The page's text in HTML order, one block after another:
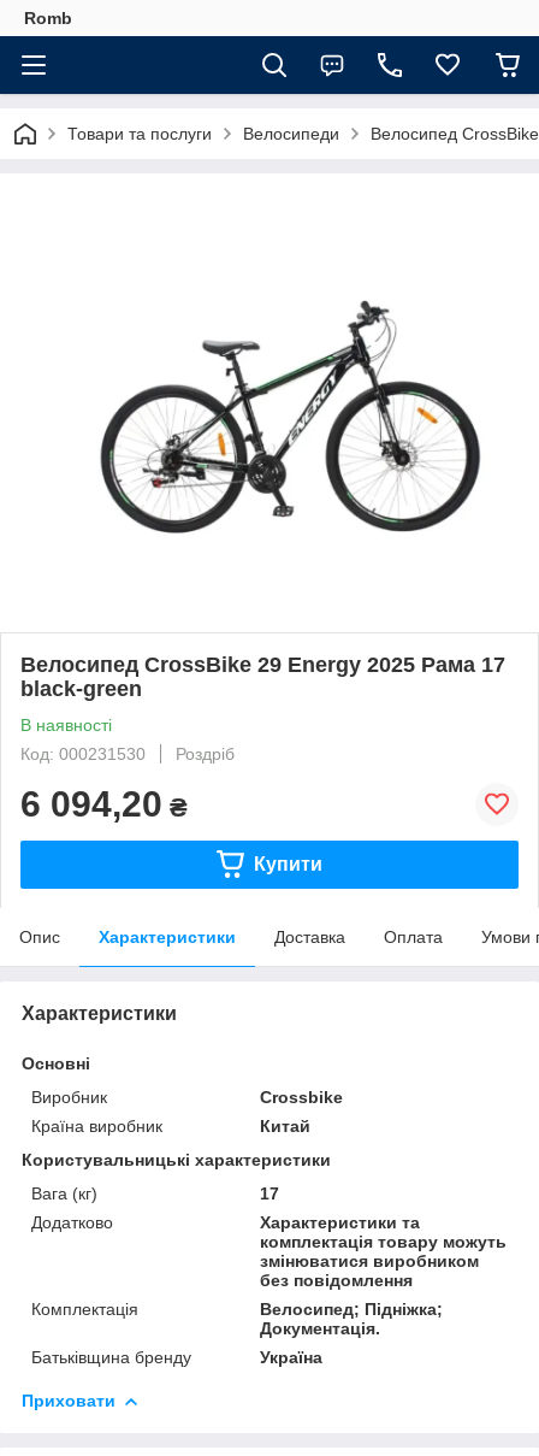
Romb
Товари та послуги Велосипеди Велосипед
Велосипед CrossBike 29 Energy 2025 Рама 17
black-green
В наявності
Код: 000231530
Роздріб
6 094,20 ₴
Купити
Опис Характеристики Доставка Оплата Умови
Характеристики
Основні
Виробник
Crossbike
Країна виробник
Китай
Користувальницькі характеристики
Вага (кг)
17
Додатково
Характеристики та
комплектація товару можуть
змінюватися виробником
без повідомлення
Комплектація
Велосипед; Підніжка;
Документація.
Батьківщина бренду
Україна
Приховати